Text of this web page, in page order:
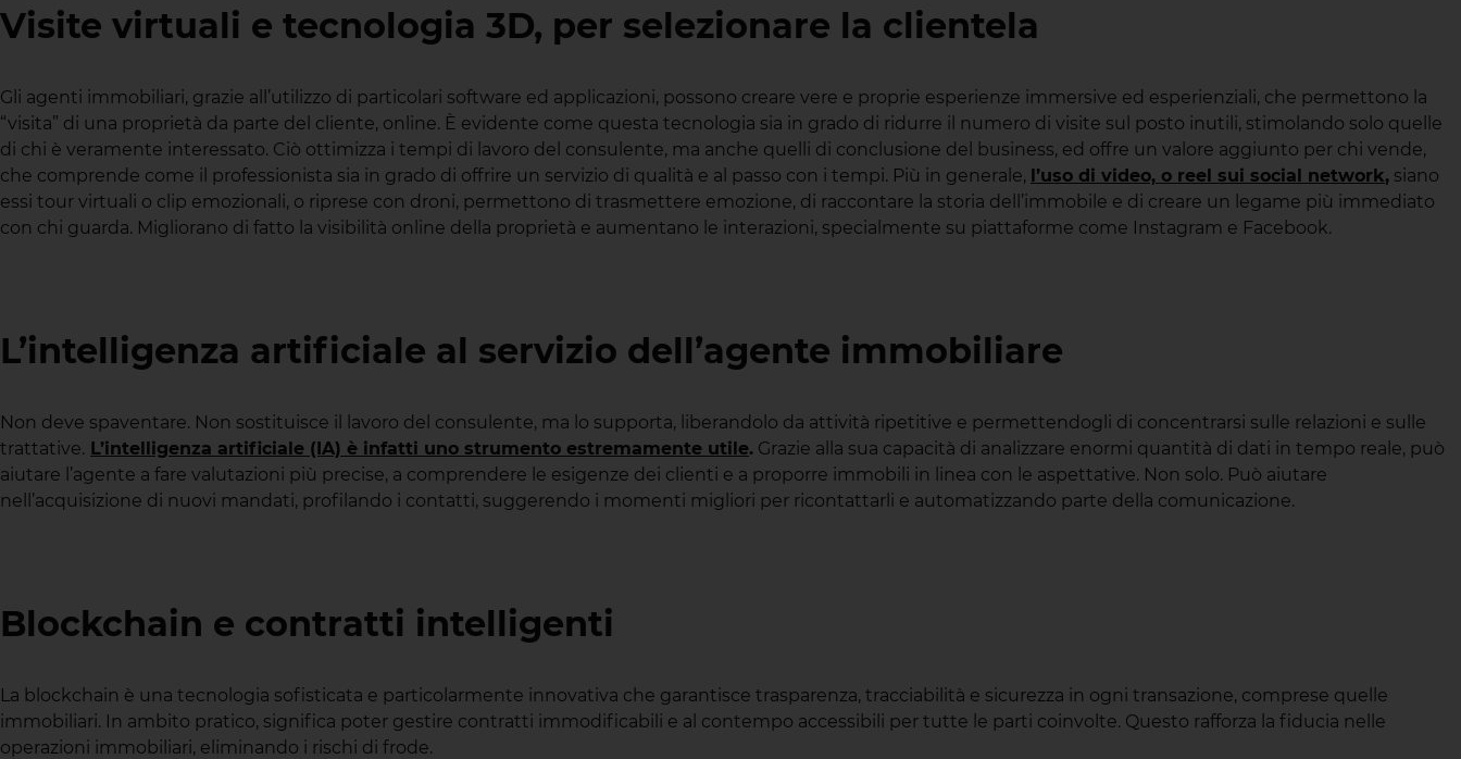
Visite virtuali e tecnologia 3D, per selezionare la clientela
Gli agenti immobiliari, grazie all’utilizzo di particolari software ed applicazioni, possono creare vere e proprie esperienze immersive ed esperienziali, che permettono la
“visita” di una proprietà da parte del cliente, online. È evidente come questa tecnologia sia in grado di ridurre il numero di visite sul posto inutili, stimolando solo quelle
di chi è veramente interessato. Ciò ottimizza i tempi di lavoro del consulente, ma anche quelli di conclusione del business, ed offre un valore aggiunto per chi vende,
che comprende come il professionista sia in grado di offrire un servizio di qualità e al passo con i tempi. Più in generale, l’uso di video, o reel sui social network, siano
essi tour virtuali o clip emozionali, o riprese con droni, permettono di trasmettere emozione, di raccontare la storia dell’immobile e di creare un legame più immediato
con chi guarda. Migliorano di fatto la visibilità online della proprietà e aumentano le interazioni, specialmente su piattaforme come Instagram e Facebook.
L’intelligenza artificiale al servizio dell’agente immobiliare
Non deve spaventare. Non sostituisce il lavoro del consulente, ma lo supporta, liberandolo da attività ripetitive e permettendogli di concentrarsi sulle relazioni e sulle
trattative. L’intelligenza artificiale (IA) è infatti uno strumento estremamente utile. Grazie alla sua capacità di analizzare enormi quantità di dati in tempo reale, può
aiutare l’agente a fare valutazioni più precise, a comprendere le esigenze dei clienti e a proporre immobili in linea con le aspettative. Non solo. Può aiutare
nell’acquisizione di nuovi mandati, profilando i contatti, suggerendo i momenti migliori per ricontattarli e automatizzando parte della comunicazione.
Blockchain e contratti intelligenti
La blockchain è una tecnologia sofisticata e particolarmente innovativa che garantisce trasparenza, tracciabilità e sicurezza in ogni transazione, comprese quelle
immobiliari. In ambito pratico, significa poter gestire contratti immodificabili e al contempo accessibili per tutte le parti coinvolte. Questo rafforza la fiducia nelle
operazioni immobiliari, eliminando i rischi di frode.